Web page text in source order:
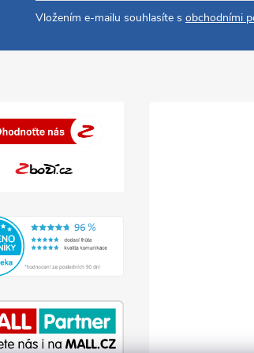
Vložením e-mailu souhlasíte s obchodními